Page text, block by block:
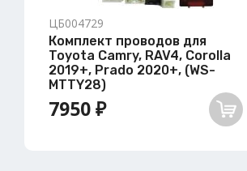
ЦБ004729
Комплект проводов для
Toyota Camry, RAV4, Corolla
2019+, Prado 2020+, (WS-
MTTY28)
7950 ₽